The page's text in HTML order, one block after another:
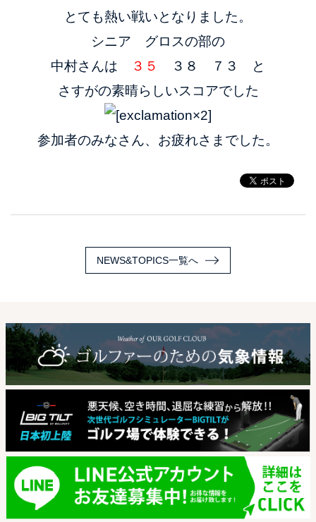
とても熱い戦いとなりました。
シニア グロスの部の
中村さんは
３５
３８ ７３ と
さすがの素晴らしいスコアでした
参加者のみなさん、お疲れさまでした。
NEWS&TOPICS一覧へ